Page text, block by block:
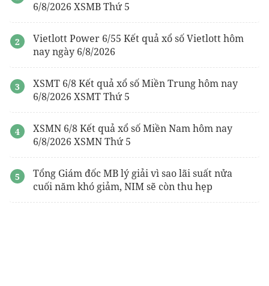
6/8/2026 XSMB Thứ 5
Vietlott Power 6/55 Kết quả xổ số Vietlott hôm
nay ngày 6/8/2026
XSMT 6/8 Kết quả xổ số Miền Trung hôm nay
6/8/2026 XSMT Thứ 5
XSMN 6/8 Kết quả xổ số Miền Nam hôm nay
6/8/2026 XSMN Thứ 5
Tổng Giám đốc MB lý giải vì sao lãi suất nửa
cuối năm khó giảm, NIM sẽ còn thu hẹp